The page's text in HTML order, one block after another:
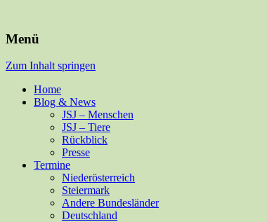
Isabella Habsburg
Menü
Zum Inhalt springen
Home
Blog & News
JSJ – Menschen
JSJ – Tiere
Rückblick
Presse
Termine
Niederösterreich
Steiermark
Andere Bundesländer
Deutschland